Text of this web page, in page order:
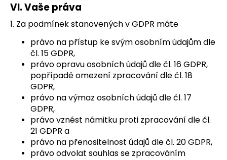
VI.Vaše práva
1. Za podmínek stanovených v GDPR máte
právo na přístup ke svým osobním údajům dle
čl. 15 GDPR,
právo opravu osobních údajů dle čl. 16 GDPR,
popřípadě omezení zpracování dle čl. 18
GDPR,
právo na výmaz osobních údajů dle čl. 17
GDPR,
právo vznést námitku proti zpracování dle čl.
21 GDPR a
právo na přenositelnost údajů dle čl. 20 GDPR,
právo odvolat souhlas se zpracováním